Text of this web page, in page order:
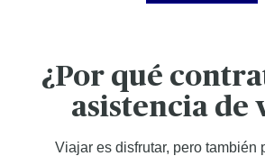
¿Por qué
asistencia de
Viajar es disfrutar, pero también